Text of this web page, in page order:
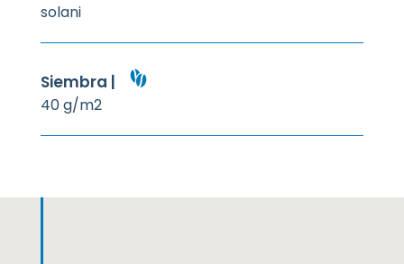
solani
Siembra |
40 g/m2